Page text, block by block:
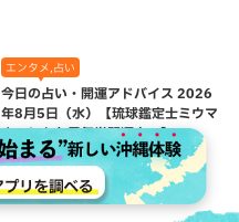
エンタメ,占い
今日の占い・開運アドバイス 2026
年8月5日（水）【琉球鑑定士ミウマ
まいにち九星気学開運占い】